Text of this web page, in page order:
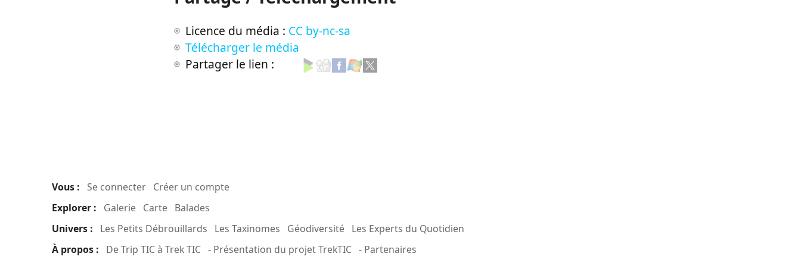
Licence du média : CC by-nc-sa
Télécharger le média
Partager le lien :
Vous : Se connecter Créer un compte
Explorer :
Galerie Carte
Balades
Univers :
Les Petits Débrouillards Les Taxinomes Géodiversité
Les Experts du Quotidien
À propos :
De Trip TIC à Trek TIC - Présentation du projet TrekTIC - Partenaires